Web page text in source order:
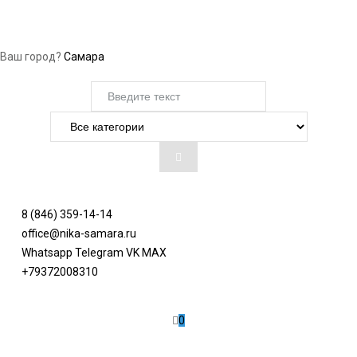
Ваш город? Самара
8 (846) 359-14-14
office@nika-samara.ru
Whatsapp Telegram VK MAX
+79372008310
0